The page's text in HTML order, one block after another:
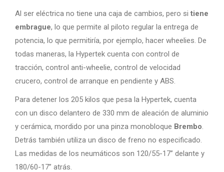
Al ser eléctrica no tiene una caja de cambios, pero si tiene
embrague, lo que permite al piloto regular la entrega de
potencia, lo que permitiría, por ejemplo, hacer wheelies. De
todas maneras, la Hypertek cuenta con control de
tracción, control anti-wheelie, control de velocidad
crucero, control de arranque en pendiente y ABS.
Para detener los 205 kilos que pesa la Hypertek, cuenta
con un disco delantero de 330 mm de aleación de aluminio
y cerámica, mordido por una pinza monobloque Brembo
Detrás también utiliza un disco de freno no especificado.
Las medidas de los neumáticos son 120/55-17” delante y
180/60-17” atrás.